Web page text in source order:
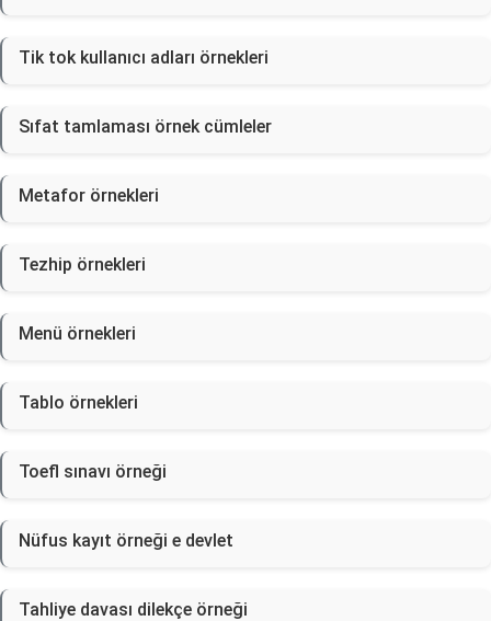
Tik tok kullanıcı adları örnekleri
Sıfat tamlaması örnek cümleler
Metafor örnekleri
Tezhip örnekleri
Menü örnekleri
Tablo örnekleri
Toefl sınavı örneği
Nüfus kayıt örneği e devlet
Tahliye davası dilekçe örneği